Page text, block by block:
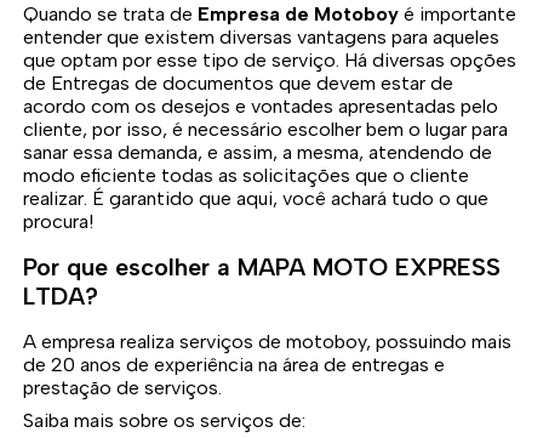
Quando se trata de Empresa de Motoboy é importante
entender que existem diversas vantagens para aqueles
que optam por esse tipo de serviço. Há diversas opções
de Entregas de documentos que devem estar de
acordo com os desejos e vontades apresentadas pelo
cliente, por isso, é necessário escolher bem o lugar para
sanar essa demanda, e assim, a mesma, atendendo de
modo eficiente todas as solicitações que o cliente
realizar. É garantido que aqui, você achará tudo o que
procura!
Por que escolher a MAPA MOTO EXPRESS
LTDA?
A empresa realiza serviços de motoboy, possuindo mais
de 20 anos de experiência na área de entregas e
prestação de serviços.
Saiba mais sobre os serviços de: